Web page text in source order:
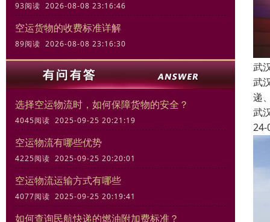
93阅读 2026-08-08 23:16:46
空运货物的收费标准详解
89阅读 2026-08-08 23:16:30
选择空运物流时，如何保障货物的安全？
4045阅读 2025-09-25 20:21:19
空运物流有哪些优势
4225阅读 2025-09-25 20:20:01
空运物流运输方式有哪些
4077阅读 2025-09-25 20:19:41
如何查询民航快递的燃油附加费标准？
武
武
递
武
24-